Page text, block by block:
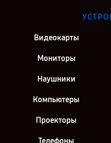
Видеокарты
Мониторы
Наушники
Компьютеры
Проекторы
Телефоны